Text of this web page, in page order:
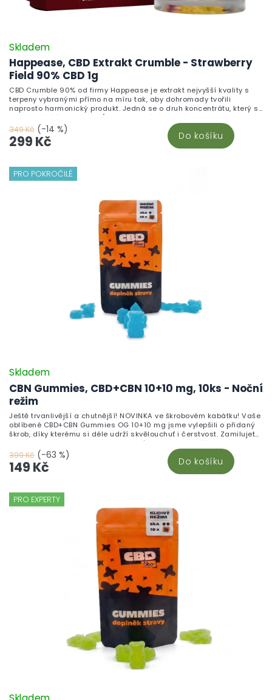
Happease, CBD Extrakt Crumble - Strawberry
Field 90% CBD 1g
Skladem
349 Kč (-14 %)
299 Kč Do košíku
CBD Crumble 90% od firmy Happease je extrakt nejvyšší kvality s
terpeny vybranými přímo na míru tak, aby dohromady tvořili
naprosto harmonický produkt. Jedná se o druh koncentrátu, který se
podobá většímu krystalu/vosku a není tak tvrdý, jak by se na první
pohled zdálo. Strawberry Field Objevte Strawberry Field, unikátní
směs s převládajícím terpenem limonenem, který je znám svou
citrusovou vůní s nádechem citronu a pomeranče. V této směsi se
přičemž sladká, ovocná vůně připomíná jahodové bonbóny.
PRO POKROČILÉ
CBN Gummies, CBD+CBN 10+10 mg, 10ks - Noční
režim
Skladem
399 Kč (-63 %)
149 Kč Do košíku
Ještě trvanlivější a chutnější! NOVINKA ve škrobovém kabátku! Vaše
oblíbené CBD+CBN Gummies OG 10+10 mg jsme vylepšili o přidaný
škrob, díky kterému si déle udrží skvělouchuť i čerstvost. Zamilujete
si jejich neodolatelnou sladkou chuť a blahodárné účinky
kanabinoidů, které pomáhají zklidnit tělo i mysl. Vyrobeno v České
republice z vysoce kvalitního CBD izolátu a testováno v nezávislých
laboratořích pro maximální kvalitu a bezpečnost.Chuť, která vydrží.
PRO EXPERTY